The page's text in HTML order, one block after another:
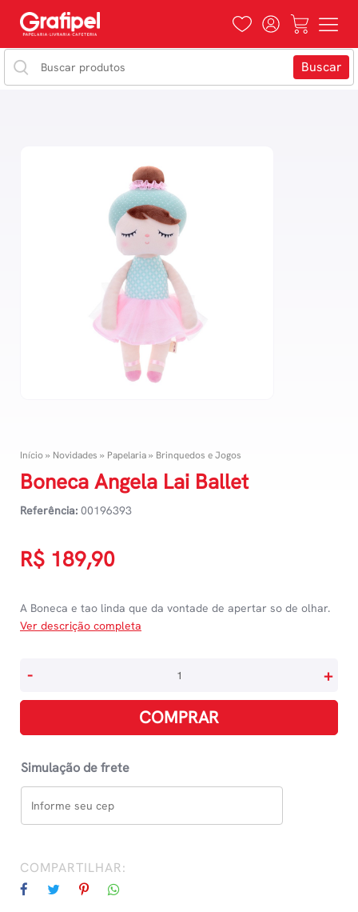
Início» Novidades » Papelaria» Brinquedos e Jogos
Boneca Angela Lai Ballet
Referência: 00196393
R$ 189,90
A Boneca e tao linda que da vontade de apertar so de olhar.
Ver descrição completa
Lai
Ballet
- +
COMPRAR
Simulação de frete
COMPARTILHAR: